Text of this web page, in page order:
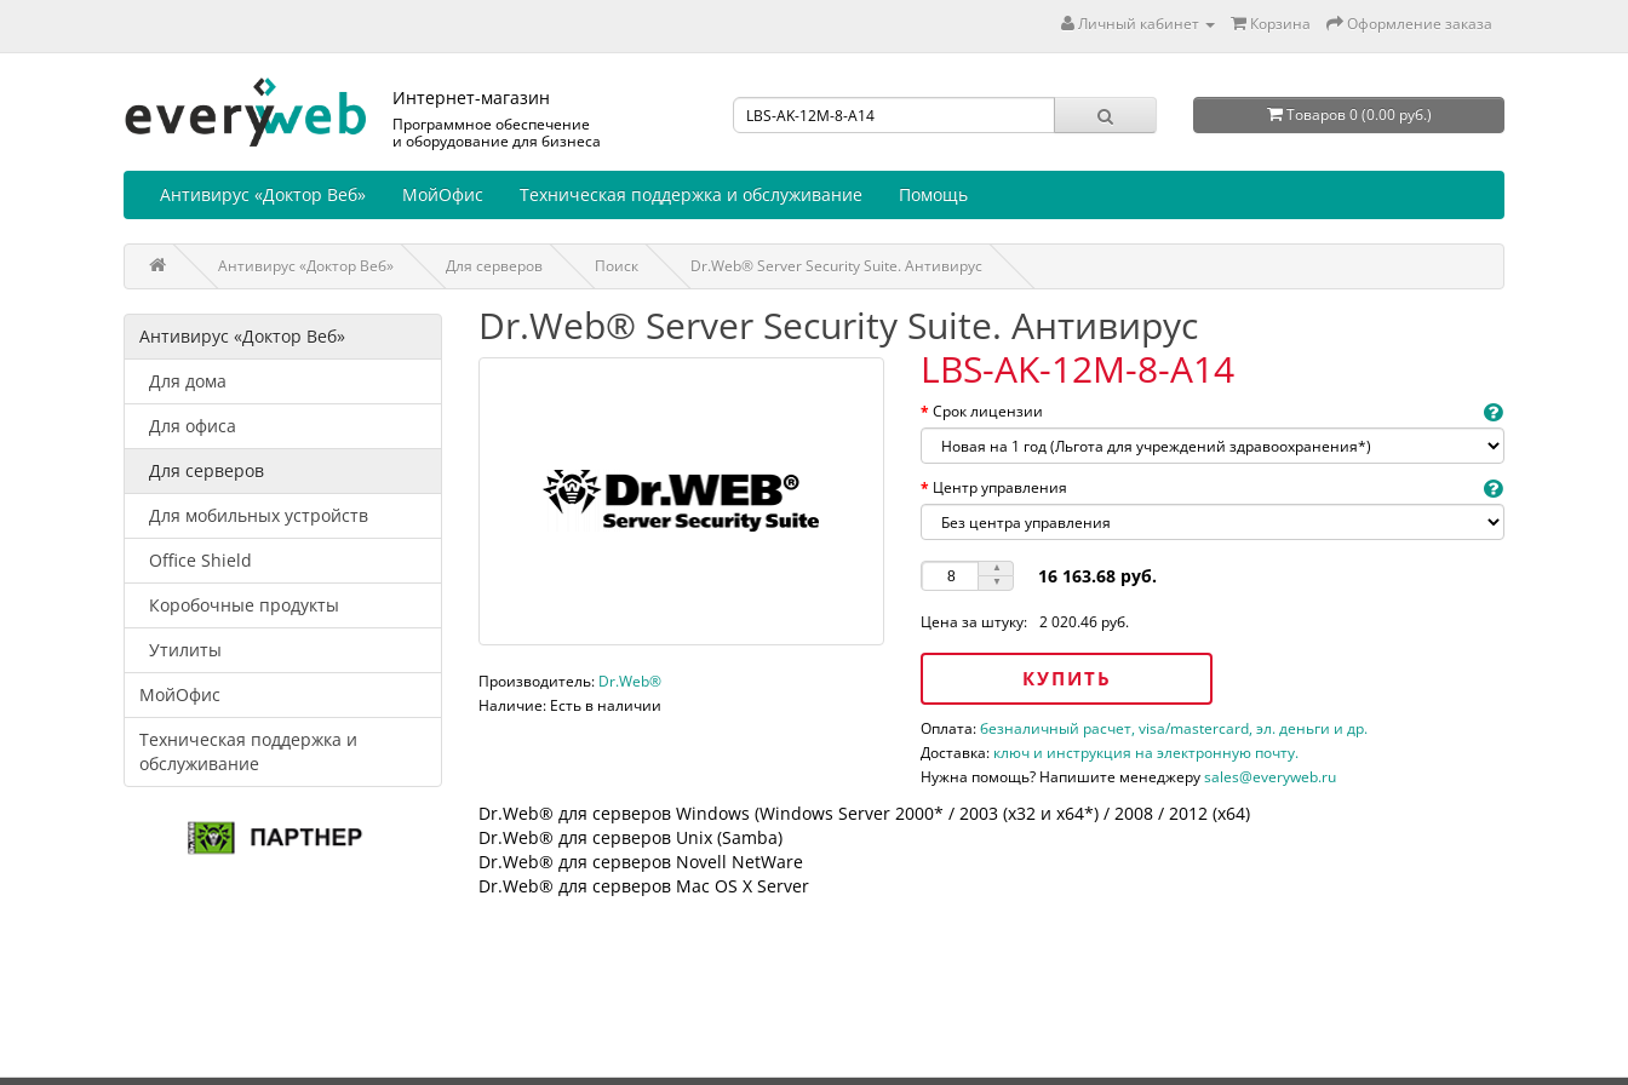
Личный кабинет Корзина Оформление заказа
Интернет-магазин
Программное обеспечение
и оборудование для бизнеса
Товаров 0 (0.00 руб.)
Антивирус «Доктор Веб» МойОфис Техническая поддержка и обслуживание Помощь
Антивирус «Доктор Веб» Для серверов Поиск Dr.Web® Server Security Suite. Антивирус
Антивирус «Доктор Веб»
Для дома
Для офиса
Для серверов
Для мобильных устройств
Office Shield
Коробочные продукты
Утилиты
МойОфис
Техническая поддержка и
обслуживание
Dr.Web® Server Security Suite. Антивирус
Производитель: Dr.Web®
Наличие: Есть в наличии
LBS-AK-12M-8-A14
Срок лицензии
Центр управления
16 163.68 руб.
Цена за штуку: 2 020.46 руб.
КУПИТЬ
Оплата:безналичный расчет, visa/mastercard, эл. деньги и др.
Доставка: ключ и инструкция на электронную почту.
Нужна помощь? Напишите менеджеруsales@everyweb.ru
Dr.Web® для серверов Windows (Windows Server 2000* / 2003 (х32 и х64*) / 2008 / 2012 (х64)
Dr.Web® для серверов Unix (Samba)
Dr.Web® для серверов Novell NetWare
Dr.Web® для серверов Mac OS X Server